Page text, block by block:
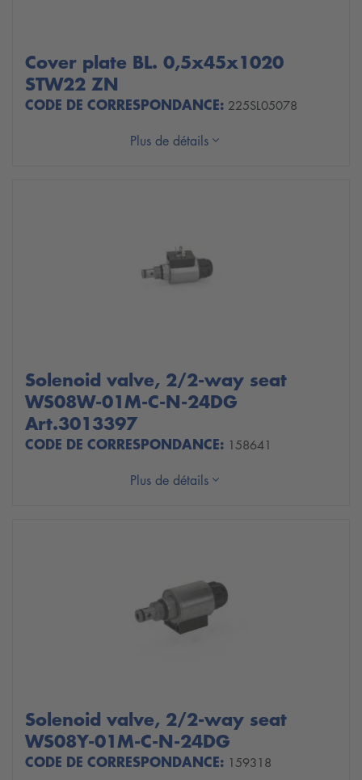
Cover plate BL. 0,5x45x1020
STW22 ZN
CODE DE CORRESPONDANCE: 225SL05078
Plus de détails
Solenoid valve, 2/2-way seat
WS08W-01M-C-N-24DG
Art.3013397
CODE DE CORRESPONDANCE: 158641
Plus de détails
Solenoid valve, 2/2-way seat
WS08Y-01M-C-N-24DG
CODE DE CORRESPONDANCE: 159318